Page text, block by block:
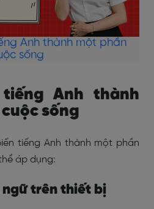
Anh thành một phần
sống
Anh thành
sống
tiếng Anh thành một phần
áp dụng:
ngữ trên thiết bị